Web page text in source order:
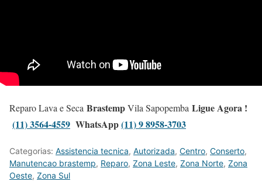
Reparo Lava e Seca BrastempVila Sapopemba Ligue Agora !
(11) 3564-4559 WhatsApp(11) 9 8958-3703
Categorias: Assistencia tecnica, Autorizada, Centro, Conserto,
Manutencao brastemp, Reparo, Zona Leste, Zona Norte, Zona
Oeste, Zona Sul